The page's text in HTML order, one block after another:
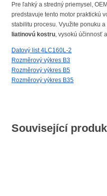
Pre ľahký a stredný priemysel,
predstavuje tento motor praktickú
stabilitu procesu. Využite ponuku
liatinovú kostru , vysokú účinnosť
Datový list 4LC160L-2
Rozměrový výkres B3
Rozměrový výkres B5
Rozměrový výkres B35
Související